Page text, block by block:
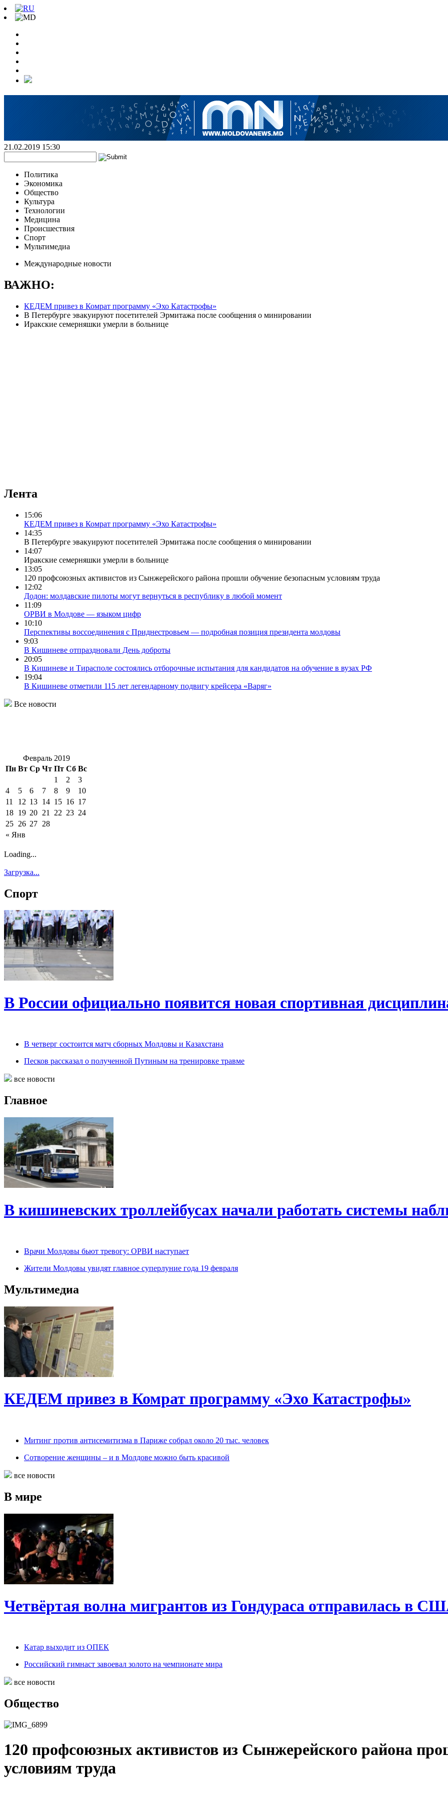
21.02.2019 15:30
Политика
Экономика
Общество
Культура
Технологии
Медицина
Происшествия
Спорт
Мультимедиа
Международные новости
ВАЖНО:
КЕДЕМ привез в Комрат программу «Эхо Катастрофы»
В Петербурге эвакуируют посетителей Эрмитажа после сообщения о минировании
Иракские семерняшки умерли в больнице
Лента
15:06
КЕДЕМ привез в Комрат программу «Эхо Катастрофы»
14:35
В Петербурге эвакуируют посетителей Эрмитажа после сообщения о минировании
14:07
Иракские семерняшки умерли в больнице
13:05
120 профсоюзных активистов из Сынжерейского района прошли обучение безопасным условиям труда
12:02
Додон: молдавские пилоты могут вернуться в республику в любой момент
11:09
ОРВИ в Молдове — языком цифр
10:10
Перспективы воссоединения с Приднестровьем — подробная позиция президента молдовы
9:03
В Кишиневе отпраздновали День доброты
20:05
В Кишиневе и Тирасполе состоялись отборочные испытания для кандидатов на обучение в вузах РФ
19:04
В Кишиневе отметили 115 лет легендарному подвигу крейсера «Варяг»
Все новости
Февраль 2019
Пн Вт Ср Чт Пт Сб Вс
« Янв
1 2
3
4
5 6 7 8 9
10
11
12 13 14 15 16 17
18 19 20 21 22 23 24
25 26 27 28
Loading...
Загрузка...
Спорт
В России официально появится новая спортивная
В четверг состоится матч сборных Молдовы и Казахстана
Песков рассказал о полученной Путиным на тренировке травме
все новости
Главное
В кишиневских троллейбусах начали работать системы
Врачи Молдовы бьют тревогу: ОРВИ наступает
Жители Молдовы увидят главное суперлуние года 19 февраля
Мультимедиа
КЕДЕМ привез в Комрат программу «Эхо Катастрофы»
Митинг против антисемитизма в Париже собрал около 20 тыс. человек
Сотворение женщины – и в Молдове можно быть красивой
все новости
В мире
Четвёртая волна мигрантов из Гондураса отправилась в
Катар выходит из ОПЕК
Российский гимнаст завоевал золото на чемпионате мира
все новости
Общество
120 профсоюзных активистов из Сынжерейского района
условиям труда